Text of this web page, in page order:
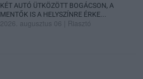
KÉT AUTÓ ÜTKÖZÖTT BOGÁCSON, A
MENTŐK IS A HELYSZÍNRE ÉRKE...
2026. augusztus 06 Riasztó